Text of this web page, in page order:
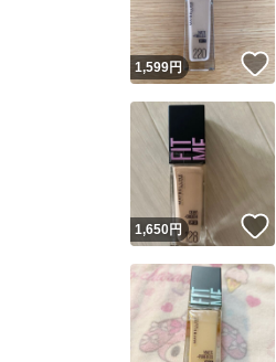
1,599円
1,650円